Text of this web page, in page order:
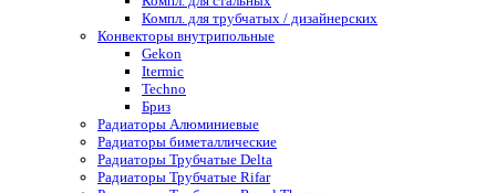
Компл. для трубчатых / дизайнерских
Конвекторы внутрипольные
Gekon
Itermic
Techno
Бриз
Радиаторы Алюминиевые
Радиаторы биметаллические
Радиаторы Трубчатые Delta
Радиаторы Трубчатые Rifar